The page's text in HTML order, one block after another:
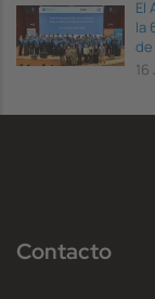
El
la
de
16
Contacto